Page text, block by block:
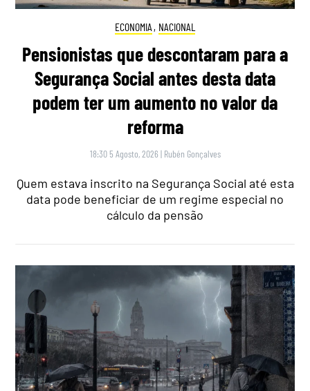
ECONOMIA , NACIONAL
Pensionistas que descontaram para a
Segurança Social antes desta data
podem ter um aumento no valor da
reforma
18:30 5 Agosto, 2026 | Rubén Gonçalves
Quem estava inscrito na Segurança Social até esta
data pode beneficiar de um regime especial no
cálculo da pensão